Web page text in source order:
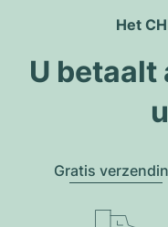
Het
U betaalt
Gratis